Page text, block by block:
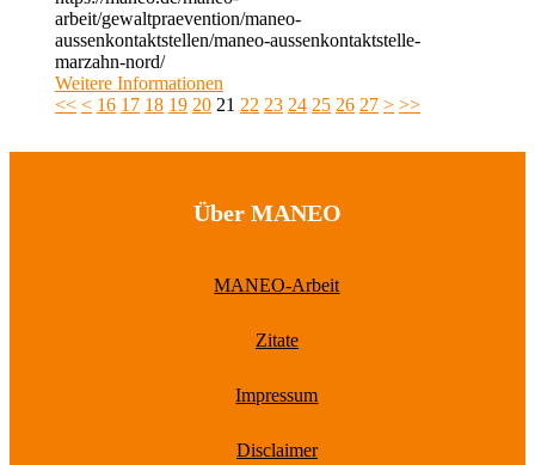
arbeit/gewaltpraevention/maneo-
aussenkontaktstellen/maneo-aussenkontaktstelle-
marzahn-nord/
Weitere Informationen
<< < 16 17 18 19 20 21 22 23 24 25 26 27 > >>
Über MANEO
MANEO-Arbeit
Zitate
Impressum
Disclaimer